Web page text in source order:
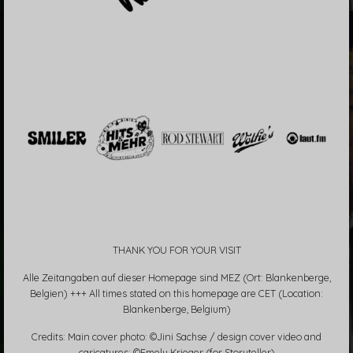
THANK YOU FOR YOUR VISIT
Alle Zeitangaben auf dieser Homepage sind MEZ (Ort: Blankenberge,
Belgien) +++ All times stated on this homepage are CET (Location:
Blankenberge, Belgium)
Credits: Main cover photo: ©Jini Sachse / design cover video and